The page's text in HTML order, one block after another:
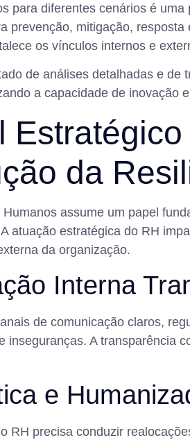
para diferentes cenários é
prevenção, mitigação,
os vínculos internos e
de análises detalhadas e
a capacidade de inovação
da
assume um papel
atuação estratégica do RH
da organização.
Interna
de comunicação claros,
inseguranças. A transparência
e
RH precisa conduzir